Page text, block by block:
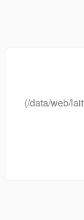
(/data/web/